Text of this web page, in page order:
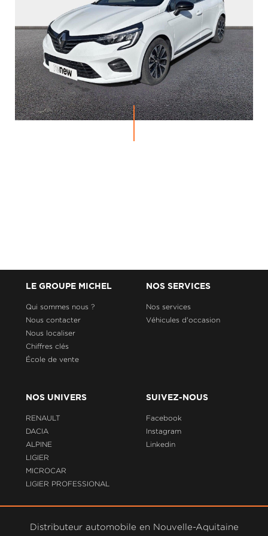
LE GROUPE MICHEL
Qui sommes nous ?
Nous contacter
Nous localiser
Chiffres clés
École de vente
NOS SERVICES
Nos services
Véhicules d'occasion
NOS UNIVERS
RENAULT
DACIA
ALPINE
LIGIER
MICROCAR
LIGIER PROFESSIONAL
SUIVEZ-NOUS
Facebook
Instagram
Linkedin
Distributeur automobile en Nouvelle-Aquitaine